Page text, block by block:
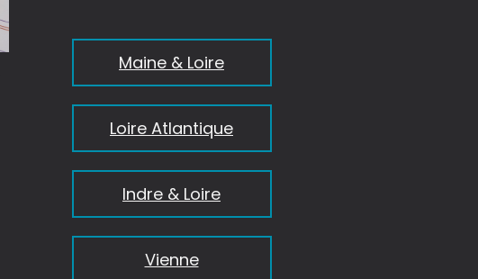
Maine & Loire
Loire Atlantique
Indre & Loire
Vienne